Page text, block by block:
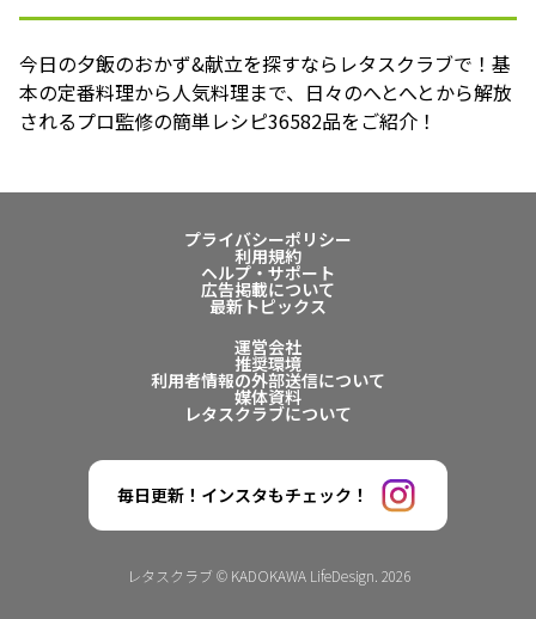
今日の夕飯のおかず&献立を探すならレタスクラブで！基
本の定番料理から人気料理まで、日々のへとへとから解放
されるプロ監修の簡単レシピ36582品をご紹介！
プライバシーポリシー
利用規約
ヘルプ・サポート
広告掲載について
最新トピックス
運営会社
推奨環境
利用者情報の外部送信について
媒体資料
レタスクラブについて
毎日更新！インスタもチェック！
レタスクラブ © KADOKAWA LifeDesign. 2026